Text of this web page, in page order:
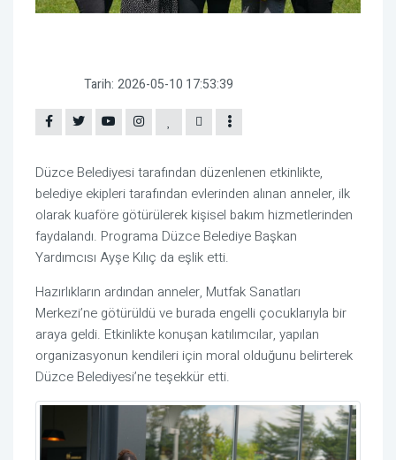
Tarih: 2026-05-10 17:53:39
Düzce Belediyesi tarafından düzenlenen etkinlikte,
belediye ekipleri tarafından evlerinden alınan anneler, ilk
olarak kuaföre götürülerek kişisel bakım hizmetlerinden
faydalandı. Programa Düzce Belediye Başkan
Yardımcısı Ayşe Kılıç da eşlik etti.
Hazırlıkların ardından anneler, Mutfak Sanatları
Merkezi’ne götürüldü ve burada engelli çocuklarıyla bir
araya geldi. Etkinlikte konuşan katılımcılar, yapılan
organizasyonun kendileri için moral olduğunu belirterek
Düzce Belediyesi’ne teşekkür etti.